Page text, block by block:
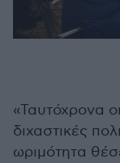
«Ταυτόχρονα
διχαστικές
ωριμότητα